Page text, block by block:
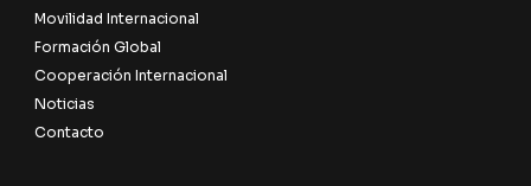
Movilidad Internacional
Formación Global
Cooperación Internacional
Noticias
Contacto